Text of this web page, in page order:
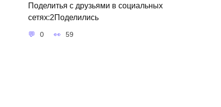
Поделитья с друзьями в социальных
сетях:2Поделились
0 59